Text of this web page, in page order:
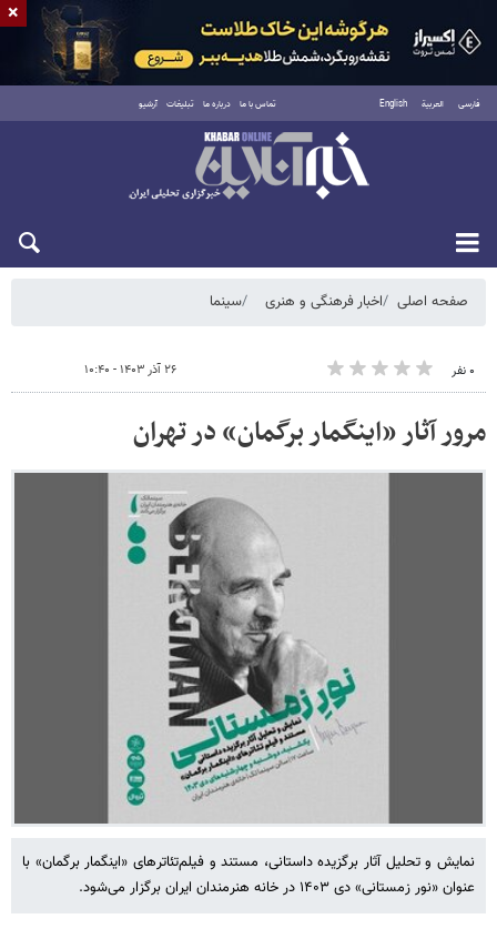
فارسی العربية English تماس با ما درباره ما تبلیغات آرشیو
شنبه ۱۷ مرداد ۱۴۰۵
صفحه اصلی اخبار فرهنگی و هنری سینما
۰ نفر ۲۶ آذر ۱۴۰۳ - ۱۰:۴۰
مرور آثار «اینگمار برگمان» در تهران
نمایش و تحلیل آثار برگزیده داستانی، مستند و فیلم‌تئاترهای «اینگمار برگمان» با
عنوان «نور زمستانی» دی ۱۴۰۳ در خانه هنرمندان ایران برگزار می‌شود.
×